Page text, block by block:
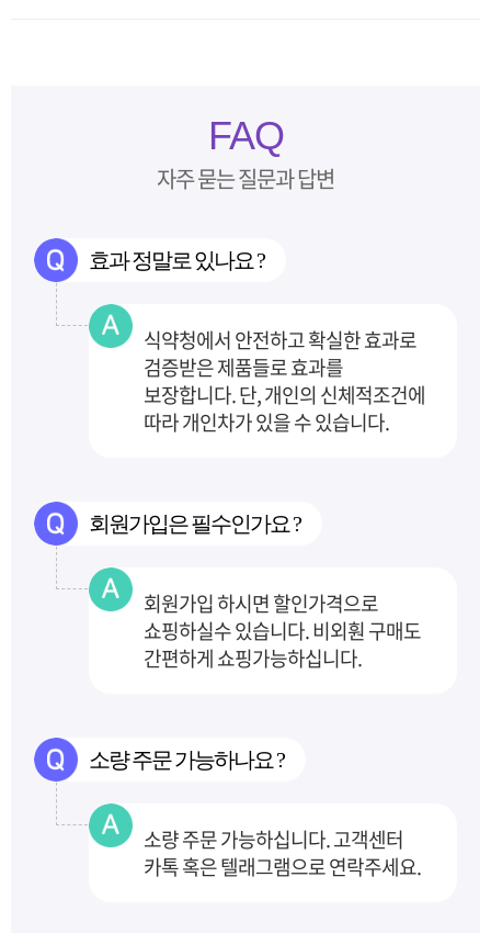
FAQ
자주 묻는 질문과 답변
효과 정말로 있나요 ?
식약청에서 안전하고 확실한 효과로
검증받은 제품들로 효과를
보장합니다.단, 개인의 신체적조건에
따라 개인차가 있을 수 있습니다.
회원가입은 필수인가요 ?
회원가입 하시면 할인가격으로
쇼핑하실수 있습니다. 비외훤 구매도
간편하게 쇼핑가능하십니다.
소량 주문 가능하나요 ?
소량 주문 가능하십니다. 고객센터
카톡 혹은 텔래그램으로 연락주세요.